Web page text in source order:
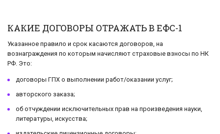
КАКИЕ ДОГОВОРЫ ОТРАЖАТЬ В ЕФС-1
Указанное правило и срок касаются договоров, на
вознаграждения по которым начисляют страховые взносы по НК
РФ. Это:
договоры ГПХ о выполнении работ/оказании услуг;
авторского заказа;
об отчуждении исключительных прав на произведения науки,
литературы, искусства;